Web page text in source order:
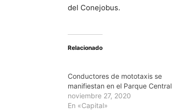
del Conejobus.
Relacionado
Conductores de mototaxis se
manifiestan en el Parque Central
noviembre 27, 2020
En «Capital»